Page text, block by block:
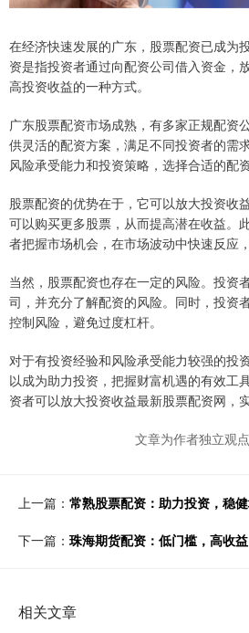
在经济快速发展的广东，股票配资已成为
资是指投资者通过向配资公司借入资金，
高投资收益的一种方式。
广东股票配资市场成熟，有多家正规配资
供灵活的配资方案，满足不同投资者的需
风险承受能力和投资策略，选择合适的配资
股票配资的优势在于，它可以放大投资收
可以购买更多股票，从而提高潜在收益。
者把握市场机会，在市场波动中快速反应
当然，股票配资也存在一定的风险。投资
司，并充分了解配资的风险。同时，投资
控制风险，避免过度杠杆。
对于有投资经验和风险承受能力较强的投
以成为助力投资，把握财富机遇的有效工
资者可以放大投资收益最新股票配资网，
文章为作者独立观
上一篇： 常熟股票配资：助力投资，稳
下一篇： 珠海期货配资：低门槛，高收
相关文章